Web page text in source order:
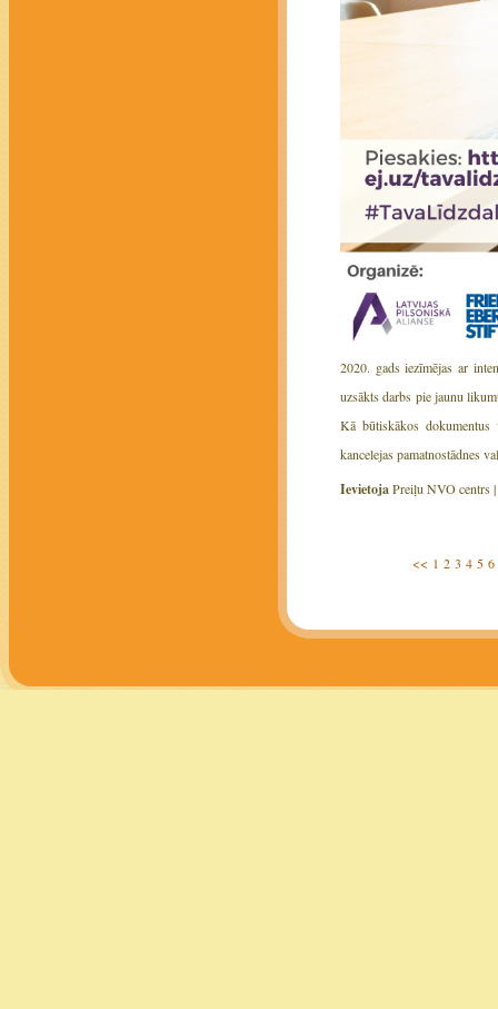
2020. gads iezīmējas ar
uzsākts darbs pie jaunu
Kā būtiskākos dokumentus
kancelejas pamatnostādnes
IevietojaPreiļu NVO centrs |
<< 1 2 3 4 5 6